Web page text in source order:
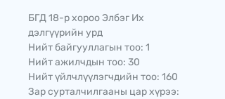
БГД 18-р хороо Элбэг Их
дэлгүүрийн урд
Нийт байгууллагын тоо: 1
Нийт ажилчдын тоо: 30
Нийт үйлчлүүлэгчдийн тоо: 160
Зар сурталчилгааны цар хүрээ: